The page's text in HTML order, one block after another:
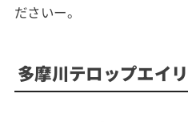
ださいー。
多摩川テロップエイ